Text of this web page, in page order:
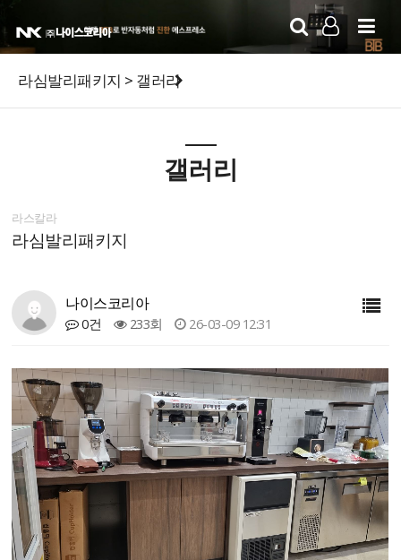
라심발리패키지 > 갤러리
갤러리
라스칼라
라심발리패키지
나이스코리아
0건 233회 26-03-09 12:31